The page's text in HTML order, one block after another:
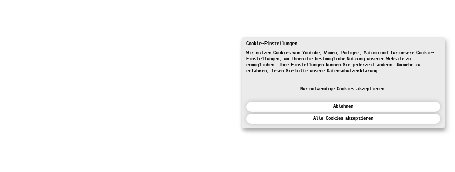
Cookie-Einstellungen
Wir nutzen Cookies von Youtube, Vimeo, Podigee, Matomo und für unsere Cookie-
Einstellungen, um Ihnen die bestmögliche Nutzung unserer Website zu
ermöglichen. Ihre Einstellungen können Sie jederzeit ändern. Um mehr zu
erfahren, lesen Sie bitte unsereDatenschutzerklärung.
Nur notwendige Cookies akzeptieren
Ablehnen
Alle Cookies akzeptieren